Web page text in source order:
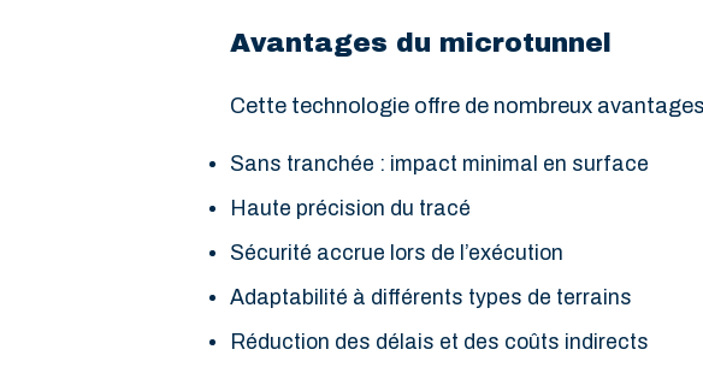
Avantages du microtunnel
Cette technologie offre de nombreux
Sans tranchée : impact minimal en surface
Haute précision du tracé
Sécurité accrue lors de l’exécution
Adaptabilité à différents types de terrains
Réduction des délais et des coûts indirects